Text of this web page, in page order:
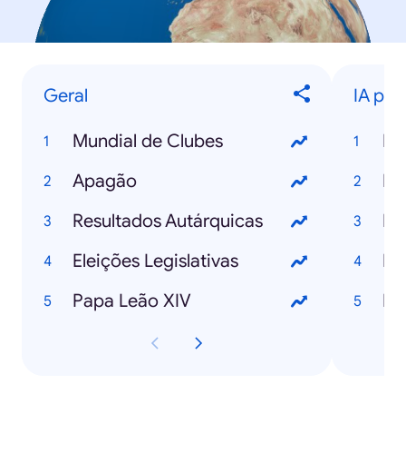
Geral
Mundial de Clubes
Apagão
Resultados Autárquicas
Eleições Legislativas
Papa Leão XIV
IA
IA
IA
IA